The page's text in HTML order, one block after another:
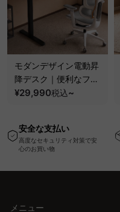
モダンデザイン電動昇
降デスク｜便利なフッ
ク・コンセント・
ー機能搭載ワークデス
ク
¥29,990税込~
安全な支払い
高度なセキュリティ対策で安
心のお買い物
メニュー